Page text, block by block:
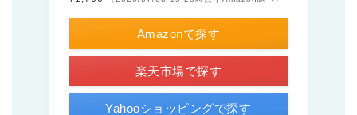
Amazonで探す
楽天市場で探す
Yahooショッピングで探す